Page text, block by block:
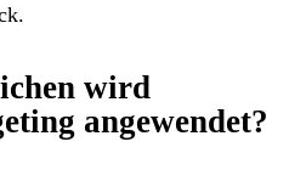
wird
angewendet?